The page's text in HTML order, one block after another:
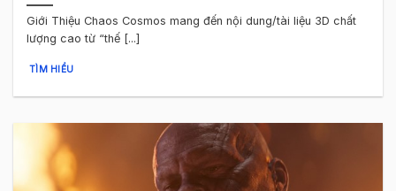
Giới Thiệu Chaos Cosmos mang đến nội dung/tài liệu 3D chất
lượng cao từ “thế [...]
TÌM HIỂU